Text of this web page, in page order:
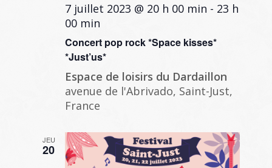
7 juillet 2023 @ 20 h 00 min - 23 h
00 min
Concert pop rock *Space kisses*
*Just’us*
Espace de loisirs du Dardaillon
avenue de l'Abrivado, Saint-Just,
France
JEU
20